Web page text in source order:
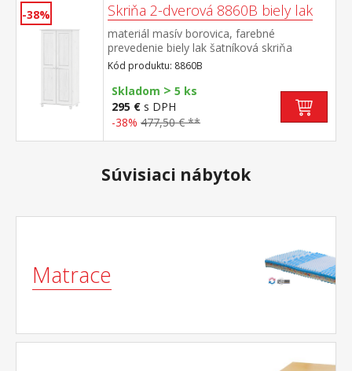
-38% Skriňa 2-dverová 8860B biely lak
materiál masív borovica, farebné
prevedenie biely lak šatníková skriňa
vybavená šatníkovou tyčou a
policou odporúčaný nadstavec 8861B
Kód produktu: 8860B
Skladom > 5 ks
295 € s DPH
-38% 477,50 € **
Súvisiaci nábytok
Matrace